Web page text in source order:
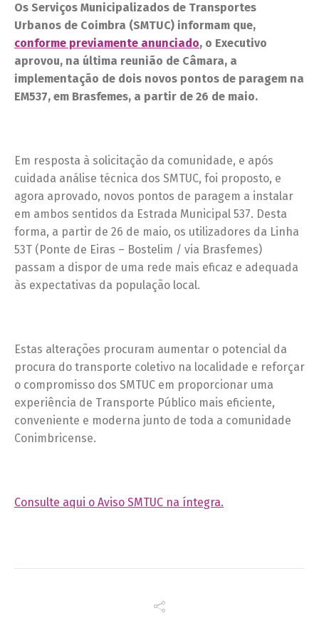
Os Serviços Municipalizados de Transportes
Urbanos de Coimbra (SMTUC) informam que,
conforme previamente anunciado, o Executivo
aprovou, na última reunião de Câmara, a
implementação de dois novos pontos de paragem na
EM537, em Brasfemes, a partir de 26 de maio.
Em resposta à solicitação da comunidade, e após
cuidada análise técnica dos SMTUC, foi proposto, e
agora aprovado, novos pontos de paragem a instalar
em ambos sentidos da Estrada Municipal 537. Desta
forma, a partir de 26 de maio, os utilizadores da Linha
53T (Ponte de Eiras – Bostelim / via Brasfemes)
passam a dispor de uma rede mais eficaz e adequada
às expectativas da população local.
Estas alterações procuram aumentar o potencial da
procura do transporte coletivo na localidade e reforçar
o compromisso dos SMTUC em proporcionar uma
experiência de Transporte Público mais eficiente,
conveniente e moderna junto de toda a comunidade
Conimbricense.
Consulte aqui o Aviso SMTUC na íntegra.